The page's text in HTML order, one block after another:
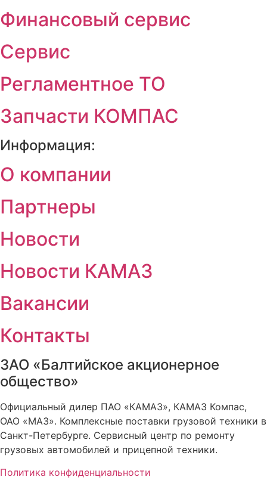
Финансовый сервис
Сервис
Регламентное ТО
Запчасти КОМПАС
Информация:
О компании
Партнеры
Новости
Новости КАМАЗ
Вакансии
Контакты
ЗАО «Балтийское акционерное
общество»
Официальный дилер ПАО «КАМАЗ», КАМАЗ Компас,
ОАО «МАЗ». Комплексные поставки грузовой техники в
Санкт-Петербурге. Сервисный центр по ремонту
грузовых автомобилей и прицепной техники.
Политика конфиденциальности